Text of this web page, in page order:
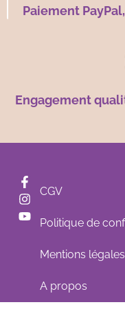
Paiement
Engagement
CGV
Politique de
Mentions légales
A propos